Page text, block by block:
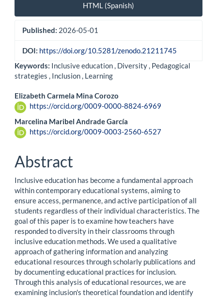
HTML (Spanish)
Published: 2026-05-01
DOI: https://doi.org/10.5281/zenodo.21211745
Keywords: Inclusive education , Diversity , Pedagogical
strategies , Inclusion , Learning
Main
Article
Content
Elizabeth Carmela Mina Corozo
https://orcid.org/0009-0000-8824-6969
Marcelina Maribel Andrade García
https://orcid.org/0009-0003-2560-6527
Abstract
Inclusive education has become a fundamental approach
within contemporary educational systems, aiming to
ensure access, permanence, and active participation of all
students regardless of their individual characteristics. The
goal of this paper is to examine how teachers have
responded to diversity in their classrooms through
inclusive education methods. We used a qualitative
approach of gathering information and analyzing
educational resources through scholarly publications and
by documenting educational practices for inclusion.
Through this analysis of educational resources, we are
examining inclusion's theoretical foundation and identify